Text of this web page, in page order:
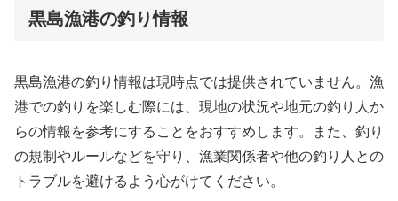
黒島漁港の釣り情報
黒島漁港の釣り情報は現時点では提供されていません。漁
港での釣りを楽しむ際には、現地の状況や地元の釣り人か
らの情報を参考にすることをおすすめします。また、釣り
の規制やルールなどを守り、漁業関係者や他の釣り人との
トラブルを避けるよう心がけてください。